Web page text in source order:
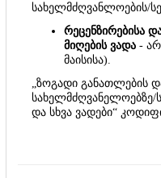
სახელმძღვანლოების/
რეცენზირებისა
მიღების ვადა -
მაისისა).
„ზოგადი განათლების
სახელმძღვანელოებზე/
და სხვა ვადები“